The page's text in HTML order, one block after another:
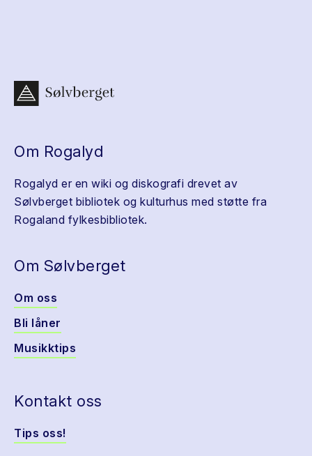
Om Rogalyd
Rogalyd er en wiki og diskografi drevet av
Sølvberget bibliotek og kulturhus med støtte fra
Rogaland fylkesbibliotek.
Om Sølvberget
Om oss
Bli låner
Musikktips
Kontakt oss
Tips oss!